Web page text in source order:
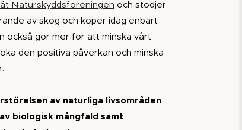
Naturskyddsföreningen och stödjer
av skog och köper idag enbart
också gör mer för att minska vårt
den positiva påverkan och minska
av naturliga livsområden
biologisk mångfald samt